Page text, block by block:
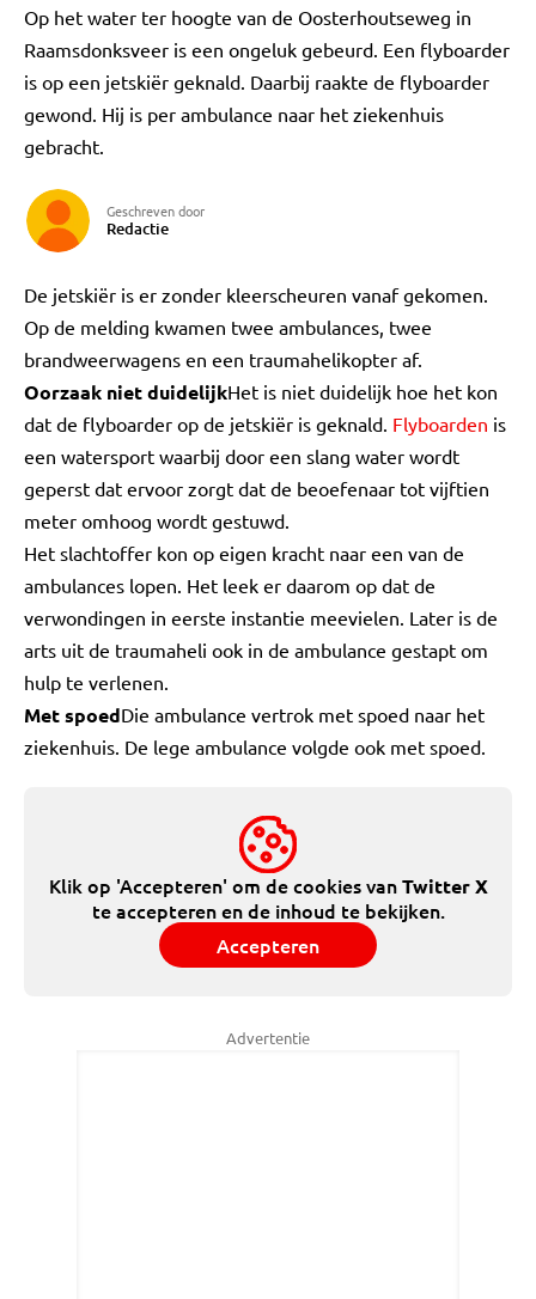
Op het water ter hoogte van de Oosterhoutseweg in
Raamsdonksveer is een ongeluk gebeurd. Een flyboarder
is op een jetskiër geknald. Daarbij raakte de flyboarder
gewond. Hij is per ambulance naar het ziekenhuis
gebracht.
Geschreven door
Redactie
De jetskiër is er zonder kleerscheuren vanaf gekomen.
Op de melding kwamen twee ambulances, twee
brandweerwagens en een traumahelikopter af.
Oorzaak niet duidelijkHet is niet duidelijk hoe het kon
dat de flyboarder op de jetskiër is geknald. Flyboarden is
een watersport waarbij door een slang water wordt
geperst dat ervoor zorgt dat de beoefenaar tot vijftien
meter omhoog wordt gestuwd.
Het slachtoffer kon op eigen kracht naar een van de
ambulances lopen. Het leek er daarom op dat de
verwondingen in eerste instantie meevielen. Later is de
arts uit de traumaheli ook in de ambulance gestapt om
hulp te verlenen.
Met spoedDie ambulance vertrok met spoed naar het
ziekenhuis. De lege ambulance volgde ook met spoed.
Klik op 'Accepteren' om de cookies vanTwitter X
te accepteren en de inhoud te bekijken.
Accepteren
Advertentie